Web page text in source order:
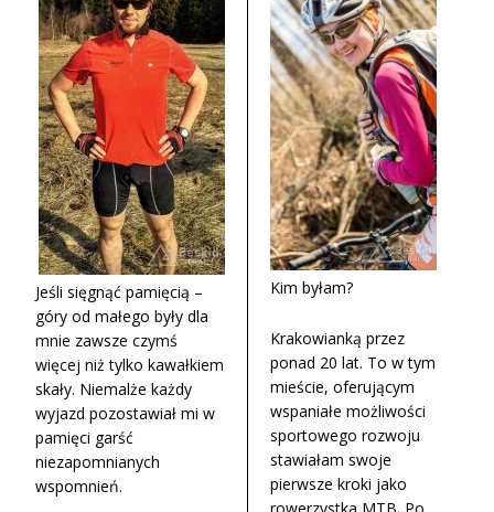
Jeśli sięgnąć pamięcią –
góry od małego były dla
mnie zawsze czymś
więcej niż tylko kawałkiem
skały. Niemalże każdy
wyjazd pozostawiał mi w
pamięci garść
niezapomnianych
wspomnień.
Kim byłam?
Krakowianką przez
ponad 20 lat. To w tym
mieście, oferującym
wspaniałe możliwości
sportowego rozwoju
stawiałam swoje
pierwsze kroki jako